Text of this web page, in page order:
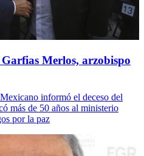
Merlos, arzobispo
informó el deceso del
más de 50 años al ministerio
por la paz